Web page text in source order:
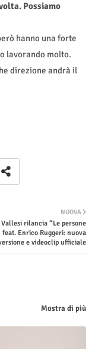
Possiamo
hanno una forte
lavorando molto.
direzione andrà il
NUOVA
Vallesi rilancia “Le persone
Enrico Ruggeri: nuova
e videoclip ufficiale
Mostra di più